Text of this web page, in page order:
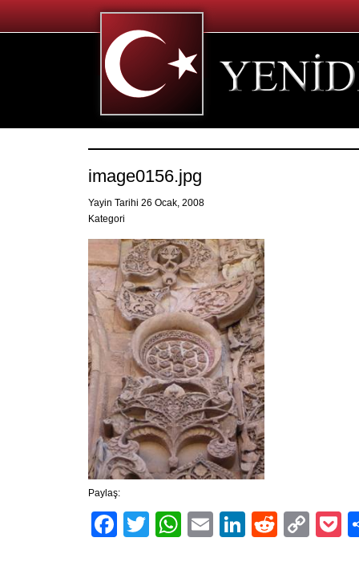
image0156.jpg
Yayin Tarihi 26 Ocak, 2008
Kategori
Paylaş:
Facebook
TwitterWhatsApp
EmailLinkedIn
Reddit